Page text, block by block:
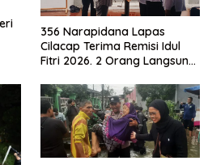
356 Narapidana Lapas
Cilacap Terima Remisi Idul
Fitri 2026. 2 Orang Langsung